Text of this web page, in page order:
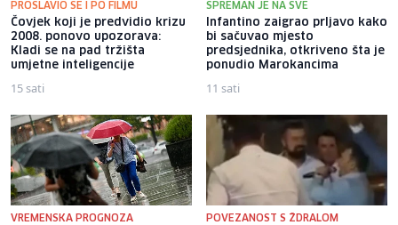
PROSLAVIO SE I PO FILMU
Čovjek koji je predvidio krizu
2008. ponovo upozorava:
Kladi se na pad tržišta
umjetne inteligencije
15 sati
SPREMAN JE NA SVE
Infantino zaigrao prljavo kako
bi sačuvao mjesto
predsjednika, otkriveno šta je
ponudio Marokancima
11 sati
VREMENSKA PROGNOZA POVEZANOST S ŽDRALOM